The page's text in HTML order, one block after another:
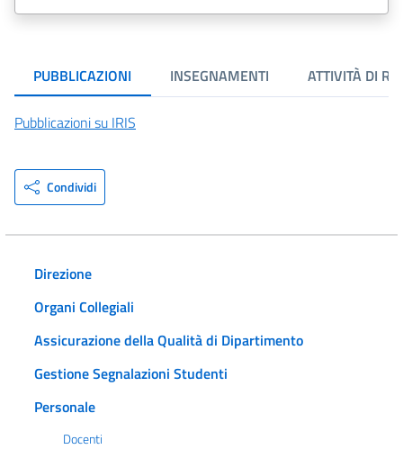
PUBBLICAZIONI INSEGNAMENTI ATTIVITÀ DI
Pubblicazioni su IRIS
Condividi
Direzione
Organi Collegiali
Assicurazione della Qualità di Dipartimento
Gestione Segnalazioni Studenti
Personale
Docenti